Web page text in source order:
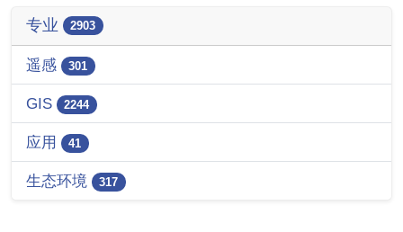
专业 2903
遥感 301
GIS 2244
应用 41
生态环境 317